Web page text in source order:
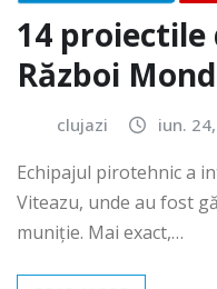
14 proiectile
Război
clujazi iun.
Echipajul pirotehnic a
Viteazu, unde au fost
muniție. Mai exact,…